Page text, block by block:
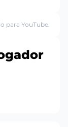
para YouTube.